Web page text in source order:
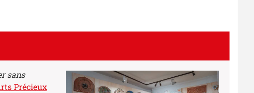
sans
Précieux